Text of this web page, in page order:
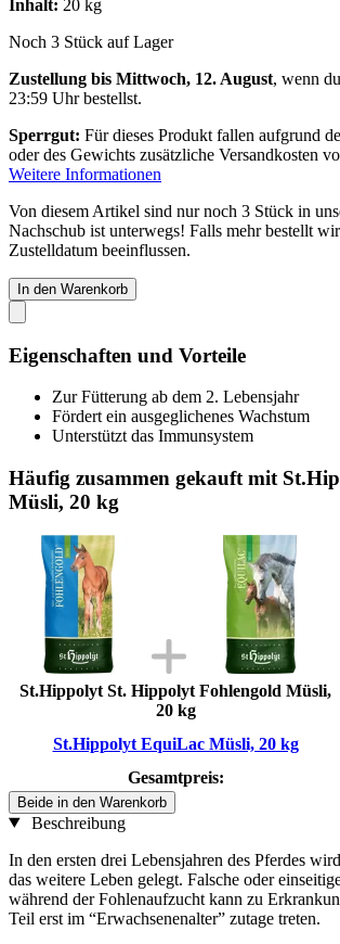
Inhalt: 20 kg
Noch 3 Stück auf Lager
Zustellung bis Mittwoch, 12. August, wenn
23:59 Uhrbestellst.
Sperrgut: Für dieses Produkt fallen aufgrund
oder des Gewichts zusätzliche Versandkosten
Weitere Informationen
Von diesem Artikel sind nur noch 3 Stück in
Nachschub ist unterwegs! Falls mehr bestellt
Zustelldatum beeinflussen.
In den Warenkorb
Eigenschaften und Vorteile
Zur Fütterung ab dem 2. Lebensjahr
Fördert ein ausgeglichenes Wachstum
Unterstützt das Immunsystem
Häufig zusammen gekauft mit
Müsli, 20 kg
St.Hippolyt St. Hippolyt Fohlengold Müsli,
20 kg
St.Hippolyt EquiLac Müsli, 20 kg
Gesamtpreis:
Beide in den Warenkorb
Beschreibung
In den ersten drei Lebensjahren des Pferdes
das weitere Leben gelegt. Falsche oder
während der Fohlenaufzucht kann zu
Teil erst im “Erwachsenenalter” zutage treten.